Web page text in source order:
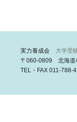
実力養成会 大学受
〒060-0809 北海道
TEL・FAX 011-788-